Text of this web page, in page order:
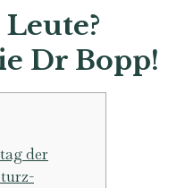
Dr Bopp!
der